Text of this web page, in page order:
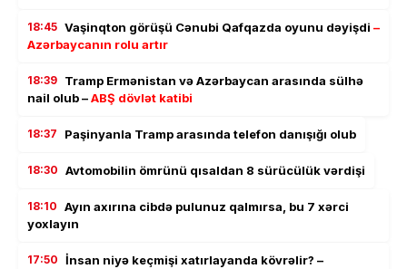
18:45 Vaşinqton görüşü Cənubi Qafqazda oyunu dəyişdi –
Azərbaycanın rolu artır
18:39 Tramp Ermənistan və Azərbaycan arasında sülhə
nail olub –ABŞ dövlət katibi
18:37 Paşinyanla Tramp arasında telefon danışığı olub
18:30 Avtomobilin ömrünü qısaldan 8 sürücülük vərdişi
18:10 Ayın axırına cibdə pulunuz qalmırsa, bu 7 xərci
yoxlayın
17:50 İnsan niyə keçmişi xatırlayanda kövrəlir? –